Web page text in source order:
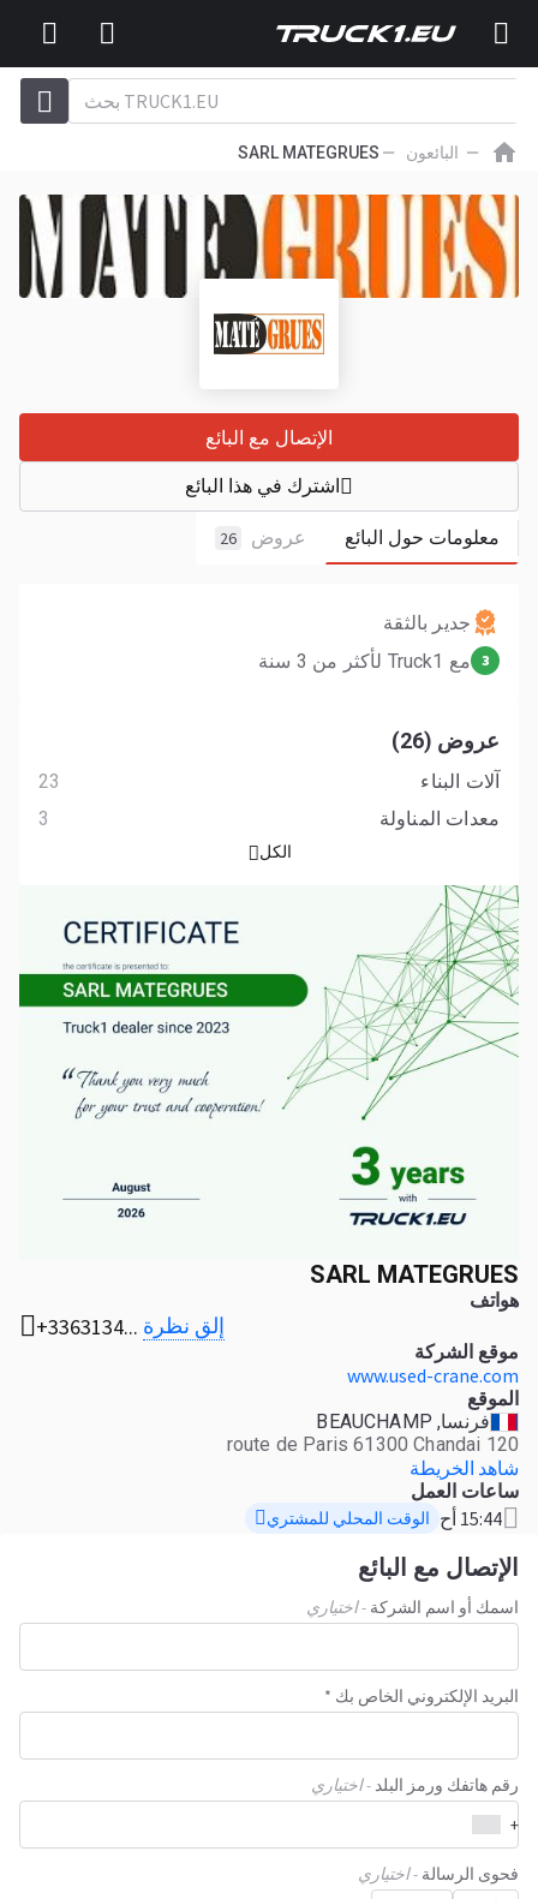
البائعون SARL MATEGRUES
معلومات حول البائع عروض 26
الإتصال مع البائع
اشترك في هذا البائع
SARL MATEGRUES
هواتف
+3363134... إلق نظرة
موقع الشركة
www.used-crane.com
الموقع
فرنسا, BEAUCHAMP
120 route de Paris 61300 Chandai
شاهد الخريطة
ساعات العمل
15:44 أح الوقت المحلي للمشتري
الإتصال مع البائع
اسمك أو اسم الشركة - اختياري
البريد الإلكتروني الخاص بك *
رقم هاتفك ورمز البلد - اختياري
+
فحوى الرسالة - اختياري
جدير بالثقة
3 مع Truck1 لأكثر من 3 سنة
عروض (26)
آلات البناء
23
معدات المناولة
3
الكل